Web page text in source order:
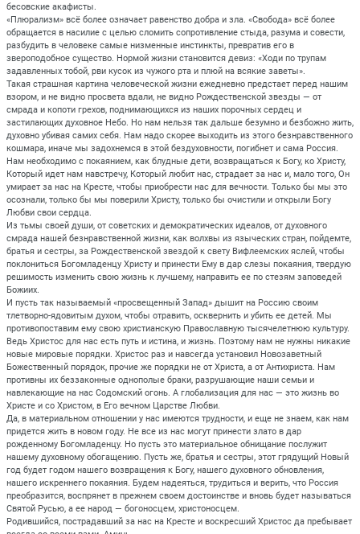
бесовские акафисты.
«Плюрализм» всё более означает равенство добра и зла. «Свобода» всё более
обращается в насилие с целью сломить сопротивление стыда, разума и совести,
разбудить в человеке самые низменные инстинкты, превратив его в
звероподобное существо. Нормой жизни становится девиз: «Ходи по трупам
задавленных тобой, рви кусок из чужого рта и плюй на всякие заветы».
Такая страшная картина человеческой жизни ежедневно предстает перед нашим
взором, и не видно просвета вдали, не видно Рождественской звезды — от
смрада и копоти грехов, поднимающихся из наших порочных сердец и
застилающих духовное Небо. Но нам нельзя так дальше безумно и безбожно жить,
духовно убивая самих себя. Нам надо скорее выходить из этого безнравственного
кошмара, иначе мы задохнемся в этой бездуховности, погибнет и сама Россия.
Нам необходимо с покаянием, как блудные дети, возвращаться к Богу, ко Христу,
Который идет нам навстречу, Который любит нас, страдает за нас и, мало того, Он
умирает за нас на Кресте, чтобы приобрести нас для вечности. Только бы мы это
осознали, только бы мы поверили Христу, только бы очистили и открыли Богу
Любви свои сердца.
Из тьмы своей души, от советских и демократических идеалов, от духовного
смрада нашей безнравственной жизни, как волхвы из языческих стран, пойдемте,
братья и сестры, за Рождественской звездой к свету Вифлеемских яслей, чтобы
поклониться Богомладенцу Христу и принести Ему в дар слезы покаяния, твердую
решимость изменить свою жизнь к лучшему, направить ее по стезям заповедей
Божиих.
И пусть так называемый «просвещенный Запад» дышит на Россию своим
тлетворно-ядовитым духом, чтобы отравить, осквернить и убить ее детей. Мы
противопоставим ему свою христианскую Православную тысячелетнюю культуру.
Ведь Христос для нас есть путь и истина, и жизнь. Поэтому нам не нужны никакие
новые мировые порядки. Христос раз и навсегда установил Новозаветный
Божественный порядок, прочие же порядки не от Христа, а от Антихриста. Нам
противны их беззаконные однополые браки, разрушающие наши семьи и
навлекающие на нас Содомский огонь. А глобализация для нас — это жизнь во
Христе и со Христом, в Его вечном Царстве Любви.
Да, в материальном отношении у нас имеются трудности, и еще не знаем, как нам
придется жить в новом году. Не все из нас могут принести злато в дар
рожденному Богомладенцу. Но пусть это материальное обнищание послужит
нашему духовному обогащению. Пусть же, братья и сестры, этот грядущий Новый
год будет годом нашего возвращения к Богу, нашего духовного обновления,
нашего искреннего покаяния. Будем надеяться, трудиться и верить, что Россия
преобразится, воспрянет в прежнем своем достоинстве и вновь будет называться
Святой Русью, а ее народ — богоносцем, христоносцем.
Родившийся, пострадавший за нас на Кресте и воскресший Христос да пребывает